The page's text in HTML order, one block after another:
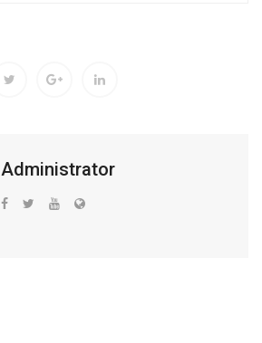
Administrator